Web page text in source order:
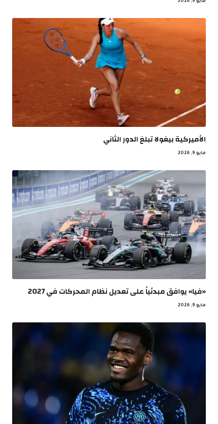
مايو 9, 2026
الأميركية بيغولا تبلغ الدور الثاني
مايو 9, 2026
«فيا» يوافق مبدئياً على تعديل نظام المحركات في 2027
مايو 9, 2026